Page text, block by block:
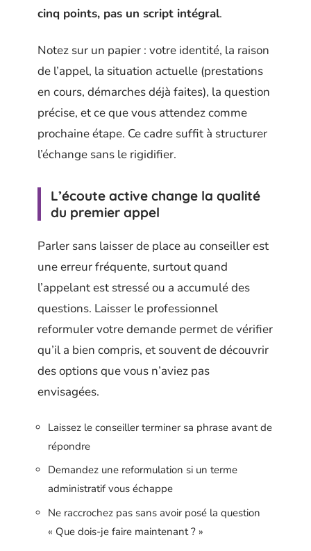
cinq points, pas un script intégral.
Notez sur un papier : votre identité, la raison
de l’appel, la situation actuelle (prestations
en cours, démarches déjà faites), la question
précise, et ce que vous attendez comme
prochaine étape. Ce cadre suffit à structurer
l’échange sans le rigidifier.
L’écoute active change la qualité
du premier appel
Parler sans laisser de place au conseiller est
une erreur fréquente, surtout quand
l’appelant est stressé ou a accumulé des
questions. Laisser le professionnel
reformuler votre demande permet de vérifier
qu’il a bien compris, et souvent de découvrir
des options que vous n’aviez pas
envisagées.
Laissez le conseiller terminer sa phrase avant de
répondre
Demandez une reformulation si un terme
administratif vous échappe
Ne raccrochez pas sans avoir posé la question
« Que dois-je faire maintenant ? »